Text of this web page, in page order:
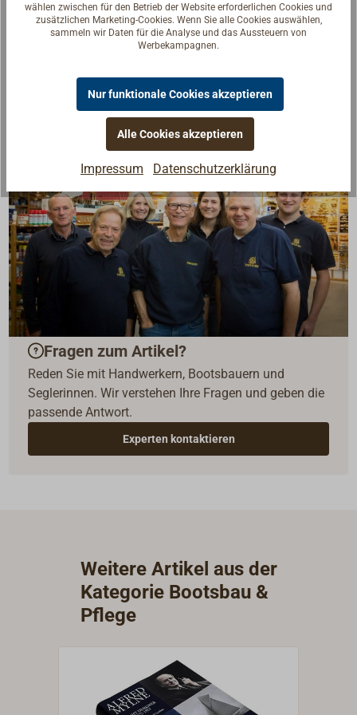
Handzeichnungen, Format 21 x 29 cm, kartoniert.In
englischer Sprache.
Fragen zum Artikel?
Reden Sie mit Handwerkern, Bootsbauern und
Seglerinnen. Wir verstehen Ihre Fragen und geben die
passende Antwort.
Experten kontaktieren
Weitere Artikel aus der
Kategorie Bootsbau &
Pflege
wählen zwischen für den Betrieb der Website erforderlichen Cookies und
zusätzlichen Marketing-Cookies. Wenn Sie alle Cookies auswählen,
sammeln wir Daten für die Analyse und das Aussteuern von
Werbekampagnen.
Nur funktionale Cookies akzeptieren
Alle Cookies akzeptieren
Impressum Datenschutzerklärung